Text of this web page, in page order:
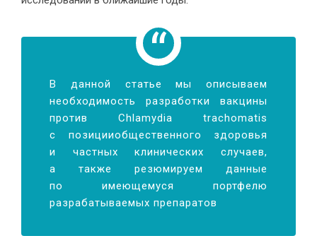
В данной статье мы описываем
необходимость разработки вакцины
против Chlamydia trachomatis
с позицииобщественного здоровья
и частных клинических случаев,
а также резюмируем данные
по имеющемуся портфелю
разрабатываемых препаратов